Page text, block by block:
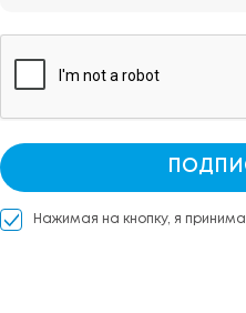
Нажимая на кнопку, я